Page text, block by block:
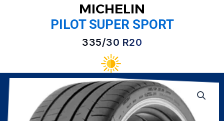
MICHELIN
PILOT SUPER SPORT
335/30 R20